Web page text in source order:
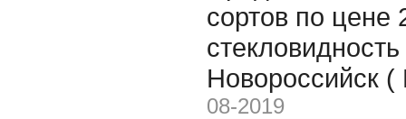
сортов по цене
Новороссийск
08-2019